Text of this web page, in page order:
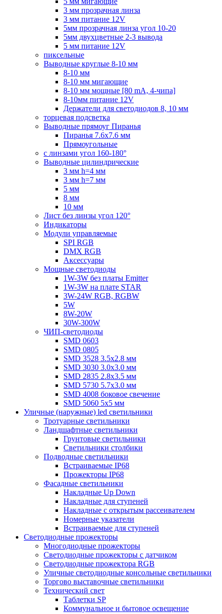
3 мм прозрачная линза
3 мм питание 12V
5мм прозрачная линза угол 10-20
5мм двухцветные 2-3 вывода
5 мм питание 12V
пиксельные
Выводные круглые 8-10 мм
8-10 мм
8-10 мм мигающие
8-10 мм мощные [80 mA, 4-чипа]
8-10мм питание 12V
Держатели для светодиодов 8, 10 мм
торцевая подсветка
Выводные прямоуг Пиранья
Пиранья 7.6x7.6 мм
Прямоугольные
с линзами угол 160-180°
Выводные цилиндрические
3 мм h=4 мм
3 мм h=7 мм
5 мм
8 мм
10 мм
Лист без линзы угол 120°
Индикаторы
Модули управляемые
SPI RGB
DMX RGB
Аксессуары
Мощные светодиоды
1W-3W без платы Emitter
1W-3W на плате STAR
3W-24W RGB, RGBW
5W
8W-20W
30W-300W
ЧИП-светодиоды
SMD 0603
SMD 0805
SMD 3528 3.5х2.8 мм
SMD 3030 3.0x3.0 мм
SMD 2835 2.8x3.5 мм
SMD 5730 5.7х3.0 мм
SMD 4008 боковое свечение
SMD 5060 5x5 мм
Уличные (наружные) led светильники
Тротуарные светильники
Ландшафтные светильники
Грунтовые светильники
Светильники столбики
Подводные светильники
Встраиваемые IP68
Прожекторы IP68
Фасадные светильники
Накладные Up Down
Накладные для ступеней
Накладные с открытым рассеивателем
Номерные указатели
Встраиваемые для ступеней
Светодиодные прожекторы
Многодиодные прожекторы
Светодиодные прожекторы с датчиком
Светодиодные прожектора RGB
Уличные светодиодные консольные светильники
Торгово выставочные светильники
Технический свет
Таблетки SP
Коммунальное и бытовое освещение